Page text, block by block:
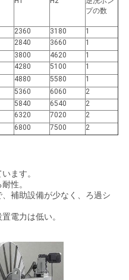
プの数
2360 3180
1
2840 3660
1
3800 4620
1
4280 5100
1
4880 5580
1
5360 6060
2
5840 6540
2
6320 7020
2
6800 7500 2
ます。
性。
補助設備が少なく、ろ過シ
電力は低い。